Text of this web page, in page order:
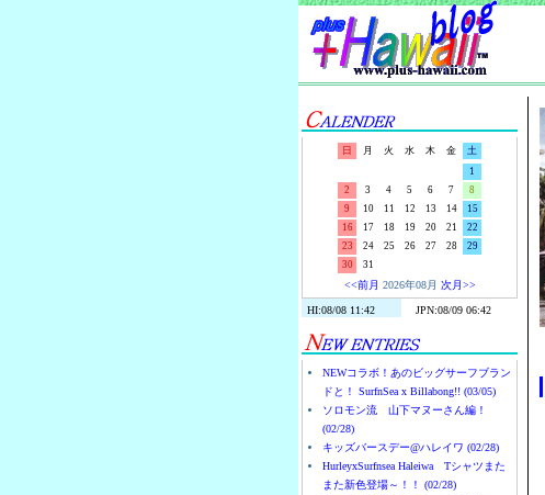
日 月 火 水 木 金
土
1
2
3 4 5 6 7
8
9
10 11 12 13 14
15
16
17 18 19 20 21
22
23
24 25 26 27 28
29
30
31
<<前月 2026年08月 次月>>
NEWコラボ！あのビッグサーフブラン
ドと！ SurfnSea x Billabong!! (03/05)
ソロモン流 山下マヌーさん編！
(02/28)
キッズバースデー@ハレイワ (02/28)
HurleyxSurfnsea Haleiwa Tシャツまた
また新色登場～！！ (02/28)